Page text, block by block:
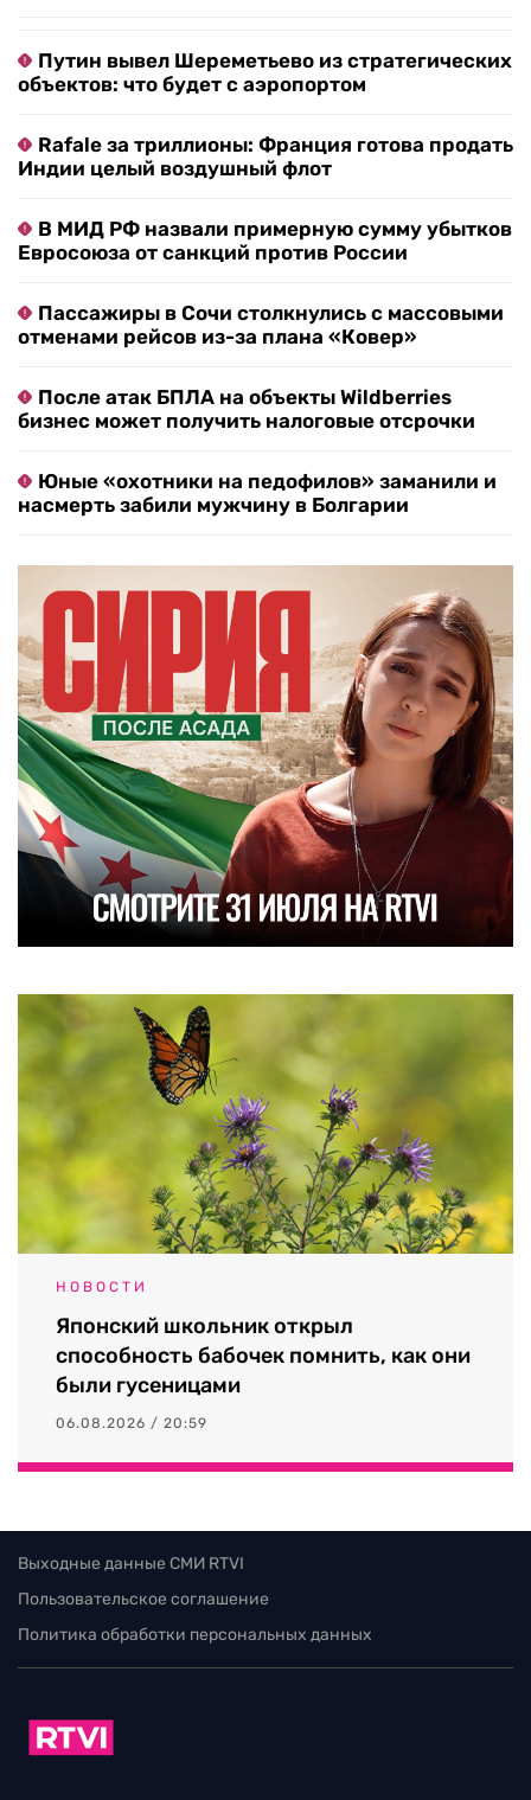
Путин вывел Шереметьево из стратегических
объектов: что будет с аэропортом
Rafale за триллионы: Франция готова продать
Индии целый воздушный флот
В МИД РФ назвали примерную сумму убытков
Евросоюза от санкций против России
Пассажиры в Сочи столкнулись с массовыми
отменами рейсов из-за плана «Ковер»
После атак БПЛА на объекты Wildberries
бизнес может получить налоговые отсрочки
Юные «охотники на педофилов» заманили и
насмерть забили мужчину в Болгарии
НОВОСТИ
Японский школьник открыл
способность бабочек помнить, как они
были гусеницами
06.08.2026 / 20:59
Выходные данные СМИ RTVI
Пользовательское соглашение
Политика обработки персональных данных